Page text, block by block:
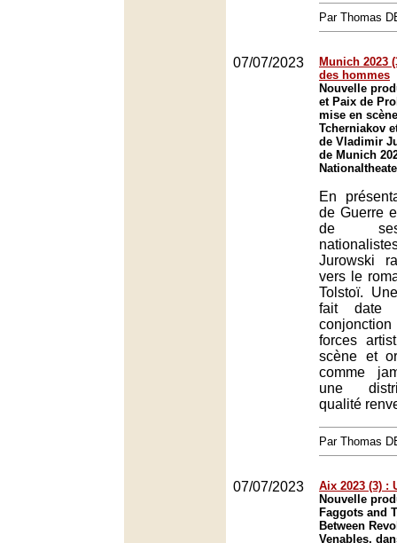
Par Thomas
07/07/2023
Munich 2023
des hommes
Nouvelle
et Paix de
mise en
Tcherniakov
de Vladimir
de Munich
En
de Guerre
de
Jurowski
vers le
Tolstoï.
fait date
forces
scène et
comme
une
qualité
Par Thomas
07/07/2023
Aix 2023 (3) :
Nouvelle
Faggots and
Between
Venables,